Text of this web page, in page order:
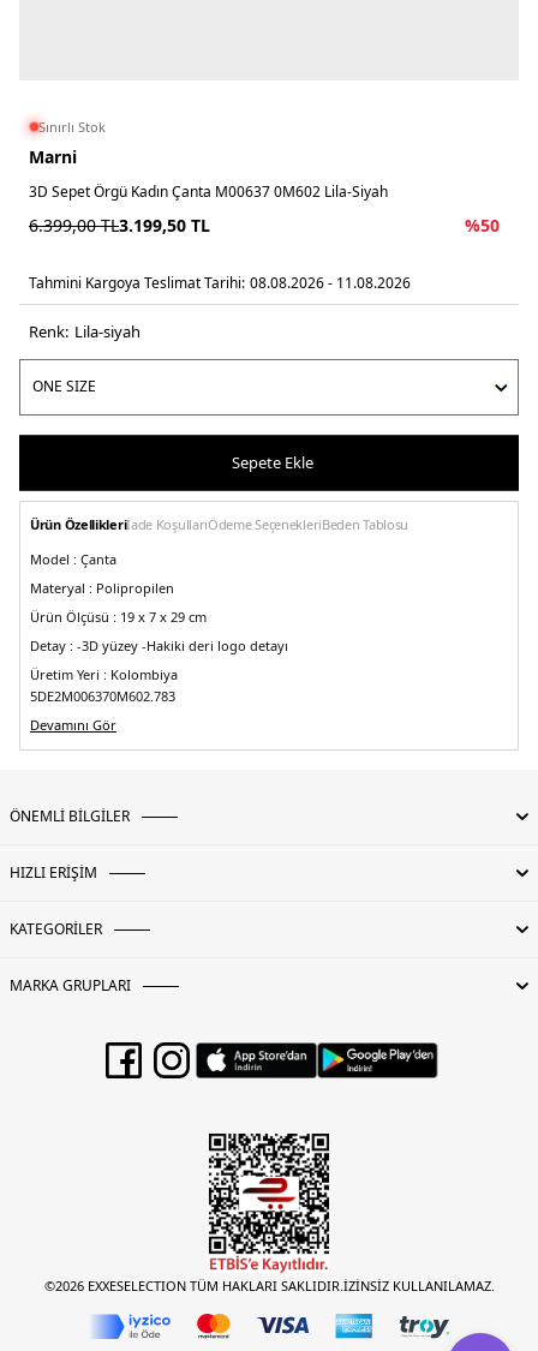
Sınırlı Stok
Marni
3D Sepet Örgü Kadın Çanta M00637 0M602 Lila-Siyah
6.399,00TL3.199,50 TL %50
Tahmini Kargoya Teslimat Tarihi: 08.08.2026 - 11.08.2026
Renk: lila-siyah
Sepete Ekle
Ürün Özellikleriİade KoşullarıÖdeme SeçenekleriBeden Tablosu
Model : Çanta
Materyal : Polipropilen
Ürün Ölçüsü : 19 x 7 x 29 cm
Detay : -3D yüzey -Hakiki deri logo detayı
Üretim Yeri : Kolombiya
5DE2M006370M602.783
Devamını Gör
ÖNEMLİ BİLGİLER
HIZLI ERİŞİM
KATEGORİLER
MARKA GRUPLARI
©2026 EXXESELECTION TÜM HAKLARI SAKLIDIR.İZİNSİZ KULLANILAMAZ.